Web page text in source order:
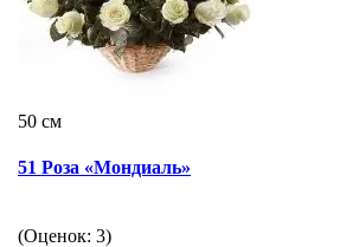
50 см
51 Роза «Мондиаль»
(Оценок: 3)